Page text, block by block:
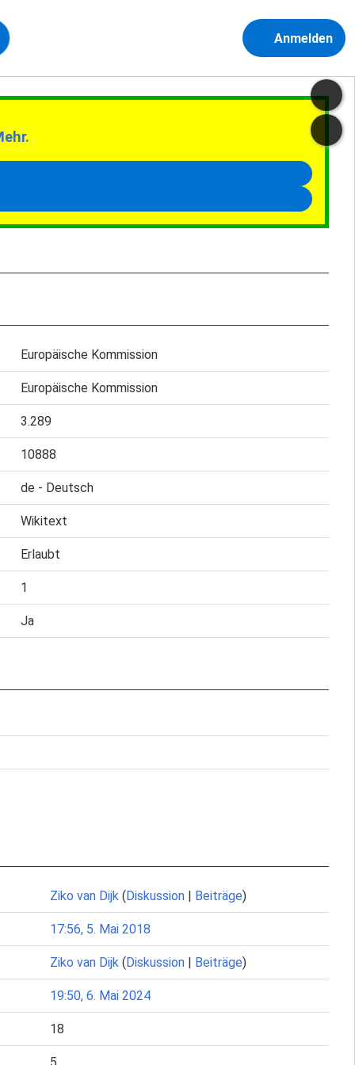
Anmelden
Europäische Kommission
Europäische Kommission
3.289
10888
de - Deutsch
Wikitext
Erlaubt
1
Ja
Ziko van Dijk (Diskussion | Beiträge)
17:56, 5. Mai 2018
Ziko van Dijk (Diskussion | Beiträge)
19:50, 6. Mai 2024
18